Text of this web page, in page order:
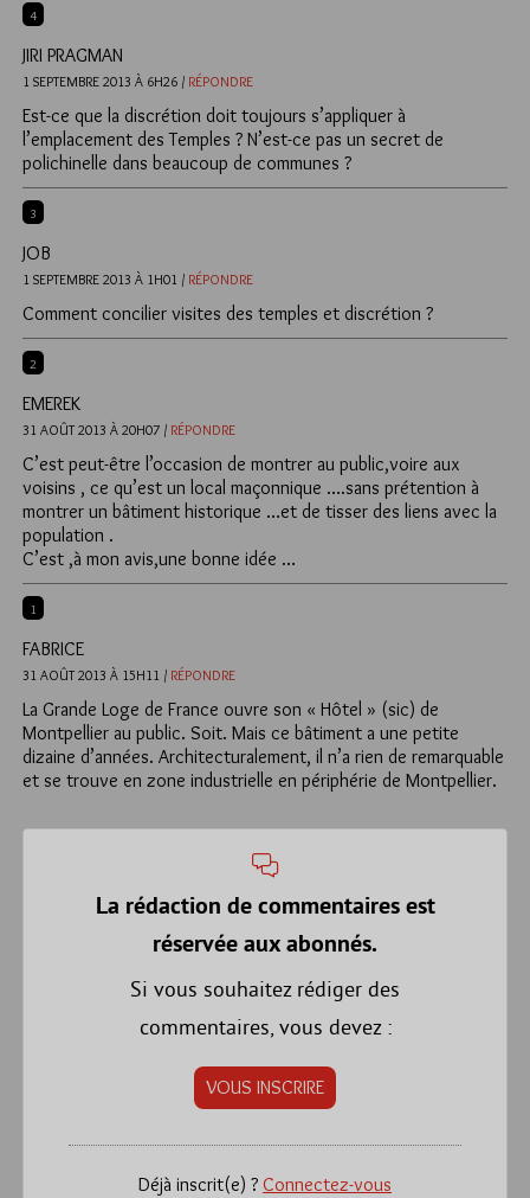
4
JIRI PRAGMAN
1 SEPTEMBRE 2013 À 6H26 / RÉPONDRE
Est-ce que la discrétion doit toujours s’appliquer à
l’emplacement des Temples ? N’est-ce pas un secret de
polichinelle dans beaucoup de communes ?
3
JOB
1 SEPTEMBRE 2013 À 1H01 / RÉPONDRE
Comment concilier visites des temples et discrétion ?
2
EMEREK
31 AOÛT 2013 À 20H07 / RÉPONDRE
C’est peut-être l’occasion de montrer au public,voire aux
voisins , ce qu’est un local maçonnique ….sans prétention à
montrer un bâtiment historique …et de tisser des liens avec la
population .
C’est ,à mon avis,une bonne idée …
1
FABRICE
31 AOÛT 2013 À 15H11 / RÉPONDRE
La Grande Loge de France ouvre son « Hôtel » (sic) de
Montpellier au public. Soit. Mais ce bâtiment a une petite
dizaine d’années. Architecturalement, il n’a rien de remarquable
et se trouve en zone industrielle en périphérie de Montpellier.
La rédaction de commentaires est
réservée aux abonnés.
Si vous souhaitez rédiger des
commentaires, vous devez :
VOUS INSCRIRE
Déjà inscrit(e) ? Connectez-vous